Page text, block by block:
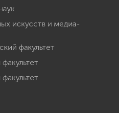
искусств и медиа-
факультет